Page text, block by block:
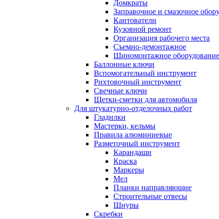
Домкраты
Заправочное и смазочное
Кантователи
Кузовной ремонт
Организация рабочего места
Съемно-демонтажное
Шиномонтажное оборудование
Баллонные ключи
Вспомогательный инструмент
Рихтовочный инструмент
Свечные ключи
Щетки-сметки для автомобиля
Для штукатурно-отделочных работ
Гладилки
Мастерки, кельмы
Правила алюминиевые
Разметочный инструмент
Карандаши
Краска
Маркеры
Мел
Планки направляющие
Строительные отвесы
Шнуры
Скребки